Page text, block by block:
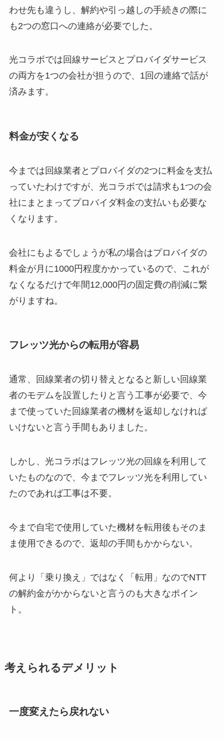
わせ先も違うし、解約や引っ越しの手続きの際に
も2つの窓口への連絡が必要でした。
光コラボでは回線サービスとプロバイダサービス
の両方を1つの会社が担うので、1回の連絡で話が
済みます。
料金が安くなる
今までは回線業者とプロバイダの2つに料金を支払
っていたわけですが、光コラボでは請求も1つの会
社にまとまってプロバイダ料金の支払いも必要な
くなります。
会社にもよるでしょうが私の場合はプロバイダの
料金が月に1000円程度かかっているので、これが
なくなるだけで年間12,000円の固定費の削減に繋
がりますね。
フレッツ光からの転用が容易
通常、回線業者の切り替えとなると新しい回線業
者のモデムを設置したりと言う工事が必要で、今
まで使っていた回線業者の機材を返却しなければ
いけないと言う手間もありました。
しかし、光コラボはフレッツ光の回線を利用して
いたものなので、今までフレッツ光を利用してい
たのであれば工事は不要。
今まで自宅で使用していた機材を転用後もそのま
ま使用できるので、返却の手間もかからない。
何より「乗り換え」ではなく「転用」なのでNTT
の解約金がかからないと言うのも大きなポイン
ト。
考えられるデメリット
一度変えたら戻れない